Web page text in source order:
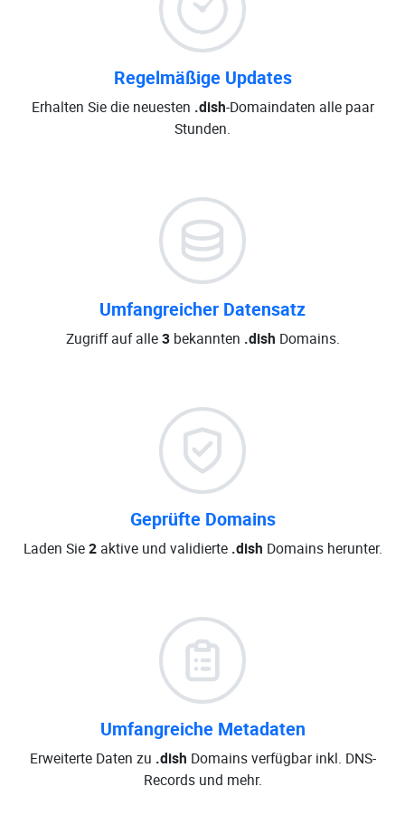
Regelmäßige Updates
Erhalten Sie die neuesten .dish-Domaindaten alle paar
Stunden.
Umfangreicher Datensatz
Zugriff auf alle3bekannten .dish Domains.
Geprüfte Domains
Laden Sie2aktive und validierte .dish Domains herunter.
Umfangreiche Metadaten
Erweiterte Daten zu .dish Domains verfügbar inkl. DNS-
Records und mehr.